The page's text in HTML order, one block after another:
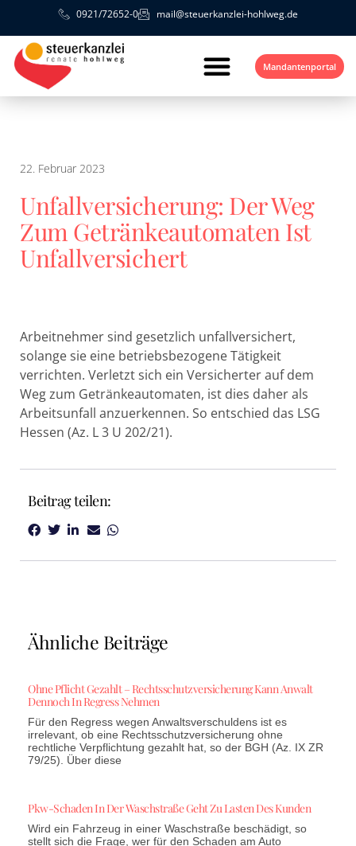
0921/72652-0 mail@steuerkanzlei-hohlweg.de
Mandantenportal
22. Februar 2023
Unfallversicherung: Der Weg
Zum Getränkeautomaten Ist
Unfallversichert
Arbeitnehmer sind gesetzlich unfallversichert,
solange sie eine betriebsbezogene Tätigkeit
verrichten. Verletzt sich ein Versicherter auf dem
Weg zum Getränkeautomaten, ist dies daher als
Arbeitsunfall anzuerkennen. So entschied das LSG
Hessen (Az. L 3 U 202/21).
Beitrag teilen:
Ähnliche Beiträge
Ohne Pflicht Gezahlt – Rechtsschutzversicherung Kann Anwalt
Dennoch In Regress Nehmen
Für den Regress wegen Anwaltsverschuldens ist es
irrelevant, ob eine Rechtsschutzversicherung ohne
rechtliche Verpflichtung gezahlt hat, so der BGH (Az. IX ZR
79/25). Über diese
Pkw-Schaden In Der Waschstraße Geht Zu Lasten Des Kunden
Wird ein Fahrzeug in einer Waschstraße beschädigt, so
stellt sich die Frage, wer für den Schaden am Auto